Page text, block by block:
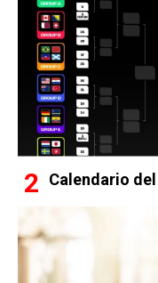
Calendario